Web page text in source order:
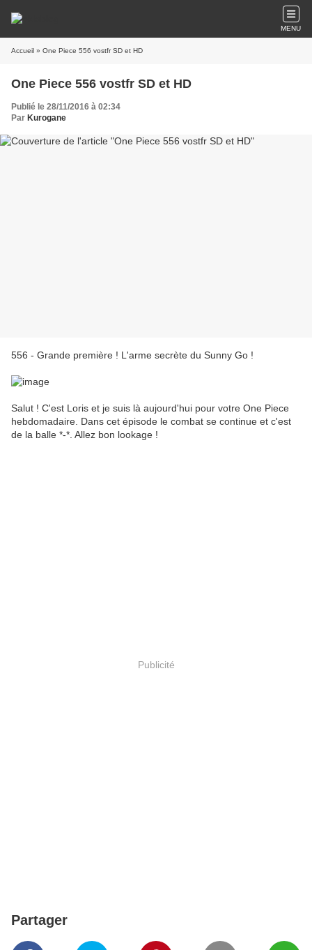
MENU
Accueil » One Piece 556 vostfr SD et HD
One Piece 556 vostfr SD et HD
Publié le 28/11/2016 à 02:34
Par Kurogane
556 - Grande première ! L'arme secrète du Sunny Go !
Salut ! C'est Loris et je suis là aujourd'hui pour votre One Piece
hebdomadaire. Dans cet épisode le combat se continue et c'est
de la balle *-*. Allez bon lookage !
Publicité
Partager